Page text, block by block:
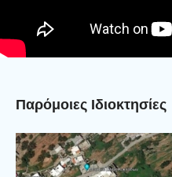
Παρόμοιες Ιδιοκτησίες